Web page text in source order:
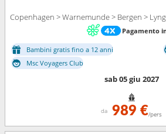
Copenhagen > Warnemunde > Bergen >
Pagamento
Bambini gratis fino a 12 anni
Msc Voyagers Club
sab 05 giu 2027
da 989 €/pers